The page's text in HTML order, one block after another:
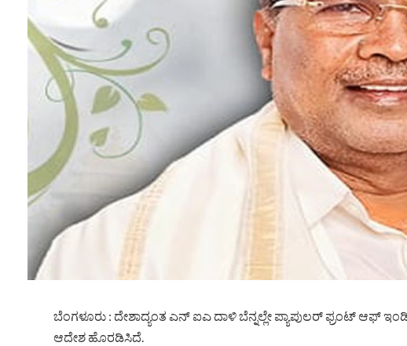
ಬೆಂಗಳೂರು : ದೇಶಾದ್ಯಂತ ಎನ್ ಐಎ ದಾಳಿ ಬೆನ್ನಲ್ಲೇ ಪ್ಯಾಪುಲರ್ ಫ್ರಂಟ್ ಆಫ್
ಆದೇಶ ಹೊರಡಿಸಿದೆ.